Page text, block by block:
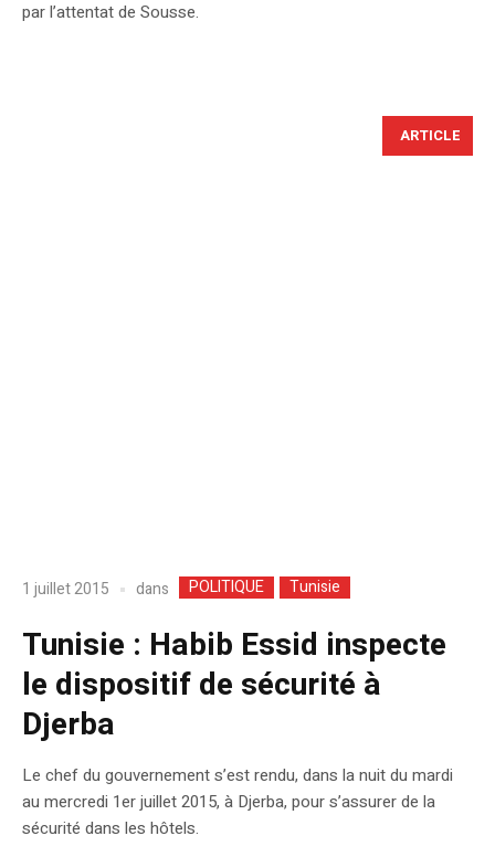
par l’attentat de Sousse.
ARTICLE
1 juillet 2015 dans POLITIQUE Tunisie
Tunisie : Habib Essid inspecte
le dispositif de sécurité à
Djerba
Le chef du gouvernement s’est rendu, dans la nuit du mardi
au mercredi 1er juillet 2015, à Djerba, pour s’assurer de la
sécurité dans les hôtels.